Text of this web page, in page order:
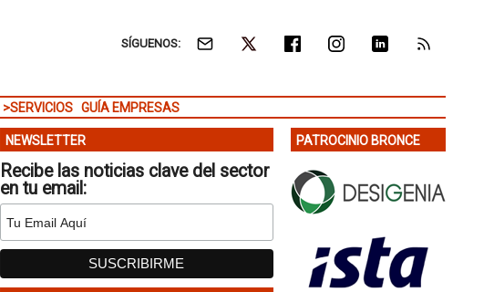
SÍGUENOS:
>SERVICIOS GUÍA EMPRESAS
NEWSLETTER
Recibe las noticias clave del sector
en tu email:
PATROCINIO BRONCE